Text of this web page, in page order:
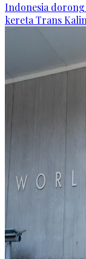
Indonesia dorong
kereta Trans